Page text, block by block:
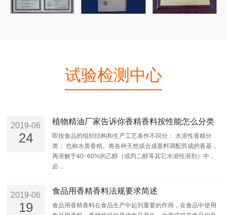
试验检测中心
2019-06
24
植物精油厂家告诉你香精香料按性能怎么分类
即按食品的组织结构和生产工艺条件不同分： 水溶性香精分
类： 也称水质香精。将各种天然或合成香料调配而成的香基，
再溶解于40~60%的乙醇（或丙二醇等其它水溶性溶剂）中，
必 ...
2019-06
19
食品用香精香料法规要求简述
食品用香精香料在食品生产中起到重要的作用，在食品中使用